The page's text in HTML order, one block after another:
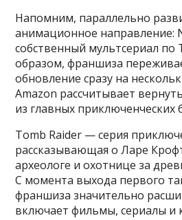
Напомним, параллельно
анимационное направление:
собственный мультсериал по
образом, франшиза
обновление сразу на
Amazon рассчитывает
из главных приключенческих
Tomb Raider — серия
рассказывающая о Ларе
археологе и охотнице за
С момента выхода первого
франшиза значительно
включает фильмы, сериалы и